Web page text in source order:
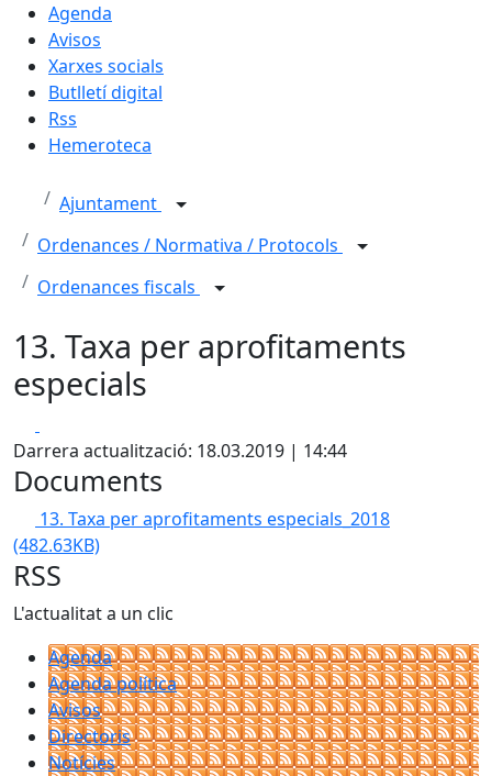
Agenda
Avisos
Xarxes socials
Butlletí digital
Rss
Hemeroteca
Ajuntament
Ordenances / Normativa / Protocols
Ordenances fiscals
13. Taxa per aprofitaments
especials
Darrera actualització: 18.03.2019 | 14:44
Documents
13. Taxa per aprofitaments especials_2018
(482.63KB)
RSS
L'actualitat a un clic
Agenda
Agenda política
Avisos
Directoris
Notícies